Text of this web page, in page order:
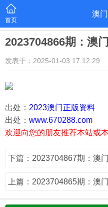
首页
澳
2023704866期：澳
发表于：2025-01-03 17:12:29
出处： 2023澳门正版资料
出处： www.670288.com
欢迎向您的朋友推荐本站或
下篇：2023704867期：澳
上篇：2023704865期：澳